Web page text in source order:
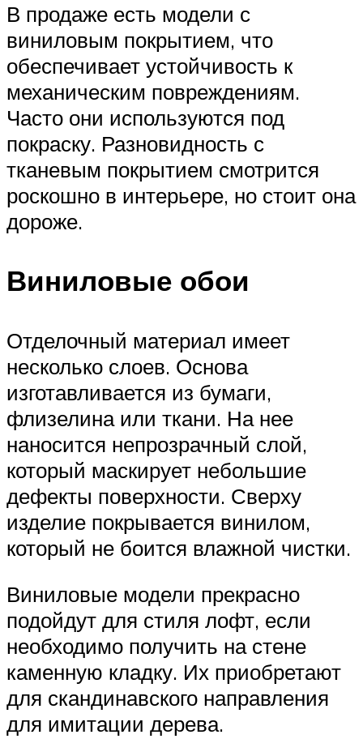
В продаже есть модели с
виниловым покрытием, что
обеспечивает устойчивость к
механическим повреждениям.
Часто они используются под
покраску. Разновидность с
тканевым покрытием смотрится
роскошно в интерьере, но стоит она
дороже.
Виниловые обои
Отделочный материал имеет
несколько слоев. Основа
изготавливается из бумаги,
флизелина или ткани. На нее
наносится непрозрачный слой,
который маскирует небольшие
дефекты поверхности. Сверху
изделие покрывается винилом,
который не боится влажной чистки.
Виниловые модели прекрасно
подойдут для стиля лофт, если
необходимо получить на стене
каменную кладку. Их приобретают
для скандинавского направления
для имитации дерева.